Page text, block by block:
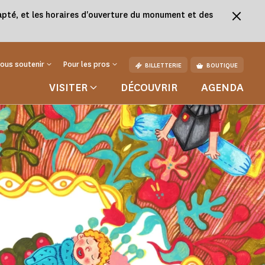
et les horaires d'ouverture du monument et des
soutenir Pour les pros BILLETTERIE BOUTIQUE
VISITER DÉCOUVRIR AGENDA